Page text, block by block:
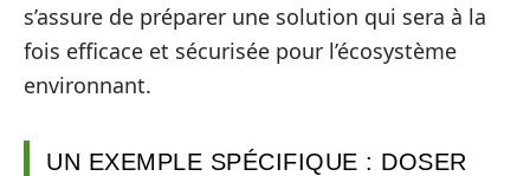
s’assure de préparer une solution qui sera à la
fois efficace et sécurisée pour l’écosystème
environnant.
UN EXEMPLE SPÉCIFIQUE : DOSER